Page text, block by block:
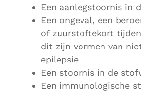
Een aanlegstoornis in
Een ongeval, een
of zuurstoftekort
dit zijn vormen van
epilepsie
Een stoornis in de
Een immunologische